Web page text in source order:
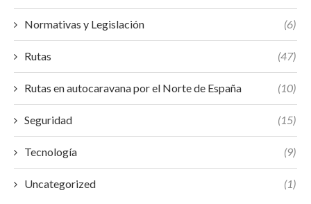
Normativas y Legislación (6)
Rutas (47)
Rutas en autocaravana por el Norte de España (10)
Seguridad (15)
Tecnología (9)
Uncategorized (1)